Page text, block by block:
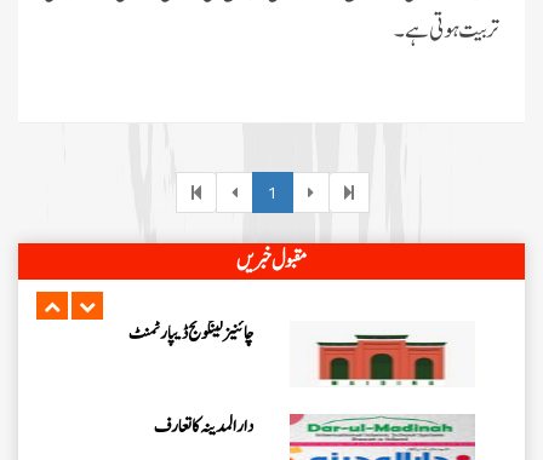
تربیت ہوتی ہے۔
1
مقبول خبریں
اسپیشل پرسنز ڈیپارٹمنٹ دعوت
اسلامی کاتعارف
چائنیز لینگوئج ڈیپارٹمنٹ
دارالمدینہ کاتعارف